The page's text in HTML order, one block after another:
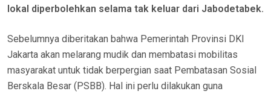
lokal diperbolehkan selama tak keluar dari Jabodetabek.
Sebelumnya diberitakan bahwa Pemerintah Provinsi DKI
Jakarta akan melarang mudik dan membatasi mobilitas
masyarakat untuk tidak berpergian saat Pembatasan Sosial
Berskala Besar (PSBB). Hal ini perlu dilakukan guna